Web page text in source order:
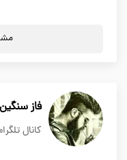
فاز سنگین
کانال